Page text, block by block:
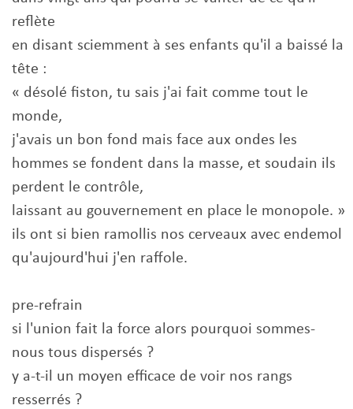
reflète
en disant sciemment à ses enfants qu'il a baissé la
tête :
« désolé fiston, tu sais j'ai fait comme tout le
monde,
j'avais un bon fond mais face aux ondes les
hommes se fondent dans la masse, et soudain ils
perdent le contrôle,
laissant au gouvernement en place le monopole. »
ils ont si bien ramollis nos cerveaux avec endemol
qu'aujourd'hui j'en raffole.
pre-refrain
si l'union fait la force alors pourquoi sommes-
nous tous dispersés ?
y a-t-il un moyen efficace de voir nos rangs
resserrés ?